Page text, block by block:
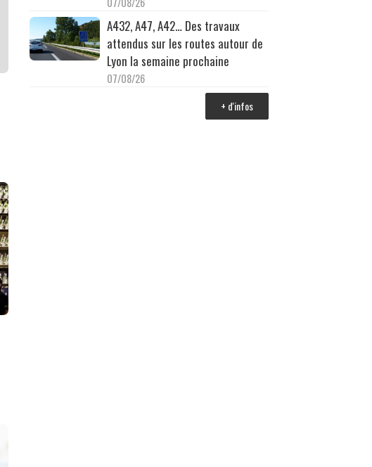
A432, A47, A42… Des travaux
attendus sur les routes autour de
Lyon la semaine prochaine
07/08/26
+ d'infos